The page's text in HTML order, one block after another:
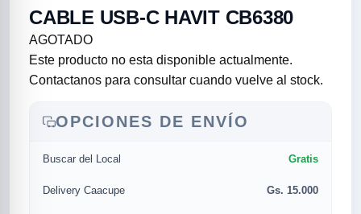
categorias
MUSICAL
CABLE USB-C HAVIT CB6380
AGOTADO
Este producto no esta disponible actualmente.
Contactanos para consultar cuando vuelve al stock.
OPCIONES DE ENVÍO
Buscar del Local Gratis
Delivery Caacupe Gs. 15.000